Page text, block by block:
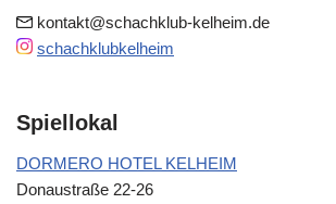
kontakt@schachklub-kelheim.de
schachklubkelheim
Spiellokal
DORMERO HOTEL KELHEIM
Donaustraße 22-26